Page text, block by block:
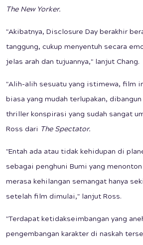
The New Yorker.
"Akibatnya, Disclosure Day berakhir
tanggung, cukup menyentuh secara
jelas arah dan tujuannya," lanjut Chang.
"Alih-alih sesuatu yang istimewa, film
biasa yang mudah terlupakan,
thriller konspirasi yang sudah sangat
Ross dari The Spectator.
"Entah ada atau tidak kehidupan di
sebagai penghuni Bumi yang
merasa kehilangan semangat hanya
setelah film dimulai," lanjut Ross.
"Terdapat ketidakseimbangan yang
pengembangan karakter di naskah